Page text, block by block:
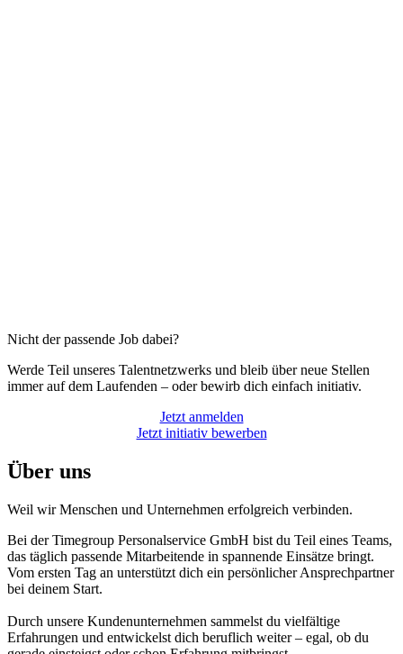
Nicht der passende Job dabei?
Werde Teil unseres Talentnetzwerks und bleib über neue Stellen
immer auf dem Laufenden – oder bewirb dich einfach initiativ.
Jetzt anmelden
Jetzt initiativ bewerben
Über uns
Weil wir Menschen und Unternehmen erfolgreich verbinden.
Bei der Timegroup Personalservice GmbH bist du Teil eines Teams,
das täglich passende Mitarbeitende in spannende Einsätze bringt.
Vom ersten Tag an unterstützt dich ein persönlicher Ansprechpartner
bei deinem Start.
Durch unsere Kundenunternehmen sammelst du vielfältige
Erfahrungen und entwickelst dich beruflich weiter – egal, ob du